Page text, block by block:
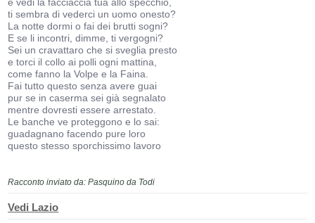
ti sembra di vederci un uomo onesto?
La notte dormi o fai dei brutti sogni?
E se li incontri, dimme, ti vergogni?
Sei un cravattaro che si sveglia presto
e torci il collo ai polli ogni mattina,
come fanno la Volpe e la Faina.
Fai tutto questo senza avere guai
pur se in caserma sei già segnalato
mentre dovresti essere arrestato.
Le banche ve proteggono e lo sai:
guadagnano facendo pure loro
questo stesso sporchissimo lavoro
Racconto inviato da: Pasquino da Todi
Vedi Lazio